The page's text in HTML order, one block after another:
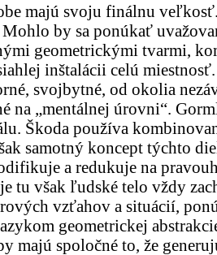
majú svoju finálnu
by sa ponúkať
geometrickými tvarmi,
inštalácii celú
svojbytné, od okolia
na „mentálnej úrovni“.
Škoda používa
samotný koncept týchto
a redukuje na
tu však ľudské telo vždy
vzťahov a situácií,
geometrickej
majú spoločné to, že